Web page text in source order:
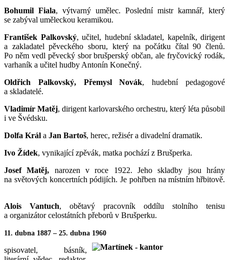
Bohumil Fiala, výtvarný umělec. Poslední mistr kamnář, který
se zabýval uměleckou keramikou.
František Palkovský, učitel, hudební skladatel, kapelník, dirigent
a zakladatel pěveckého sboru, který na počátku čítal 90 členů.
Po něm vedl pěvecký sbor brušperský občan, ale fryčovický rodák,
varhaník a učitel hudby Antonín Konečný.
Oldřich Palkovský, Přemysl Novák, hudební pedagogové
a skladatelé.
Vladimír Matěj, dirigent karlovarského orchestru, který léta působil
i ve Švédsku.
Dolfa Král a Jan Bartoš, herec, režisér a divadelní dramatik.
Ivo Žídek, vynikající zpěvák, matka pochází z Brušperka.
Josef Matěj, narozen v roce 1922. Jeho skladby jsou hrány
na světových koncertních pódijích. Je pohřben na místním hřbitově.
Alois Vantuch, obětavý pracovník oddílu stolního tenisu
a organizátor celostátních přeborů v Brušperku.
11. dubna 1887 – 25. dubna 1960
spisovatel, básník,